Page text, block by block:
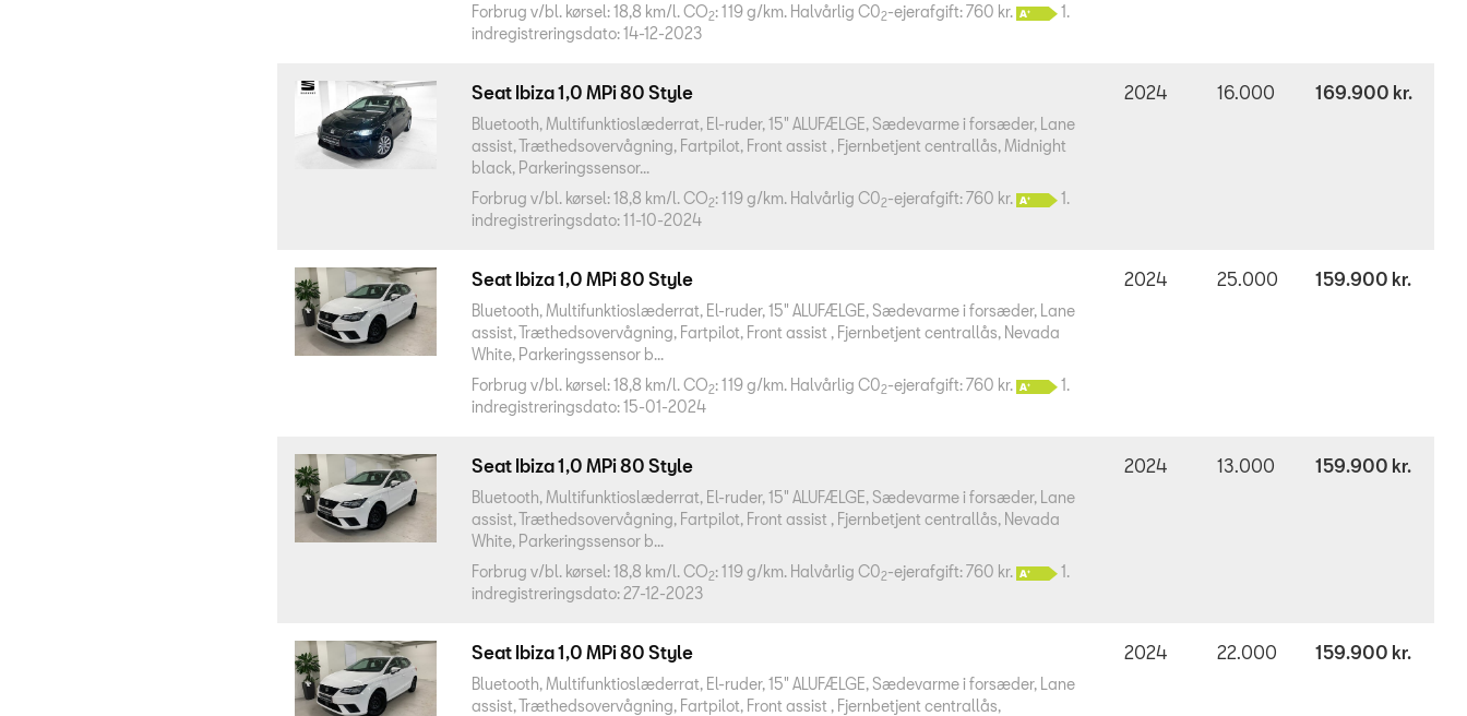
Forbrug v/bl. kørsel: 18,8 km/l. CO2: 119 g/km. Halvårlig C02-ejerafgift: 760 kr.
1.
indregistreringsdato: 14-12-2023
Seat Ibiza 1,0 MPi 80 Style
Bluetooth, Multifunktioslæderrat, El-ruder, 15" ALUFÆLGE, Sædevarme i forsæder, Lane
assist, Træthedsovervågning, Fartpilot, Front assist , Fjernbetjent centrallås, Midnight
black, Parkeringssensor...
Forbrug v/bl. kørsel: 18,8 km/l. CO2: 119 g/km. Halvårlig C02-ejerafgift: 760 kr.
1.
indregistreringsdato: 11-10-2024
2024 16.000 169.900 kr.
Seat Ibiza 1,0 MPi 80 Style
Bluetooth, Multifunktioslæderrat, El-ruder, 15" ALUFÆLGE, Sædevarme i forsæder, Lane
assist, Træthedsovervågning, Fartpilot, Front assist , Fjernbetjent centrallås, Nevada
White, Parkeringssensor b...
Forbrug v/bl. kørsel: 18,8 km/l. CO2: 119 g/km. Halvårlig C02-ejerafgift: 760 kr.
1.
indregistreringsdato: 15-01-2024
2024 25.000 159.900 kr.
Seat Ibiza 1,0 MPi 80 Style
Bluetooth, Multifunktioslæderrat, El-ruder, 15" ALUFÆLGE, Sædevarme i forsæder, Lane
assist, Træthedsovervågning, Fartpilot, Front assist , Fjernbetjent centrallås, Nevada
White, Parkeringssensor b...
Forbrug v/bl. kørsel: 18,8 km/l. CO2: 119 g/km. Halvårlig C02-ejerafgift: 760 kr.
1.
indregistreringsdato: 27-12-2023
2024 13.000 159.900 kr.
Seat Ibiza 1,0 MPi 80 Style
Bluetooth, Multifunktioslæderrat, El-ruder, 15" ALUFÆLGE, Sædevarme i forsæder, Lane
assist, Træthedsovervågning, Fartpilot, Front assist , Fjernbetjent centrallås,
2024 22.000 159.900 kr.